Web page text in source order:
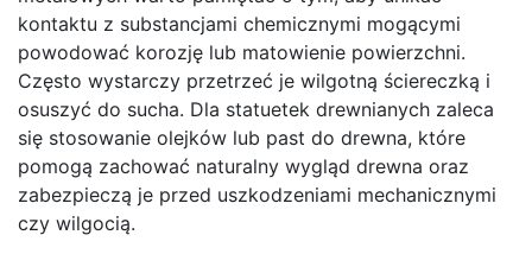
kontaktu z substancjami chemicznymi mogącymi
powodować korozję lub matowienie powierzchni.
Często wystarczy przetrzeć je wilgotną ściereczką i
osuszyć do sucha. Dla statuetek drewnianych zaleca
się stosowanie olejków lub past do drewna, które
pomogą zachować naturalny wygląd drewna oraz
zabezpieczą je przed uszkodzeniami mechanicznymi
czy wilgocią.